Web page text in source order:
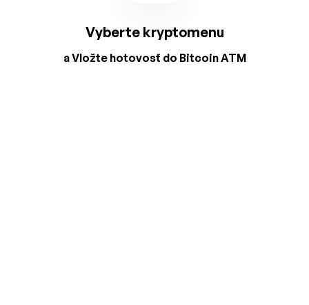
Vyberte kryptomenu
a Vložte hotovosť do Bitcoin ATM